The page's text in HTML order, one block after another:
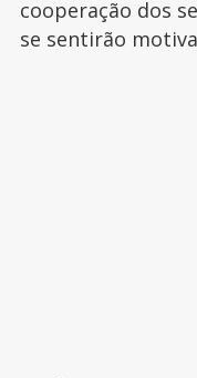
cooperação dos
se sentirão